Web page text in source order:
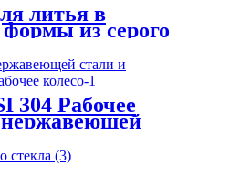
литья в
из серого
индивидуальному
304 Рабочее
нержавеющей
по
моделям